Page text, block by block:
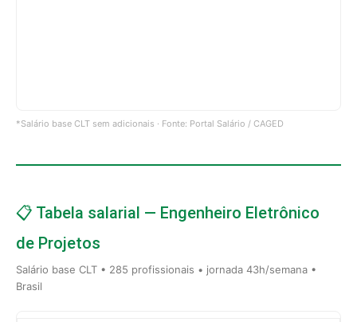
*Salário base CLT sem adicionais · Fonte: Portal Salário / CAGED
📋 Tabela salarial — Engenheiro Eletrônico
de Projetos
Salário base CLT • 285 profissionais • jornada 43h/semana •
Brasil